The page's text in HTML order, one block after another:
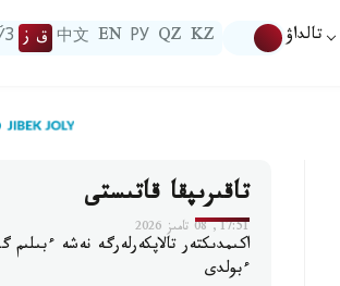
تالداۋ KZ
QZ
РУ
EN
中文 ق ز
تاقىرىپقا قاتىستى
17:51, 08 تامىز 2026
اكىمدىكتەر تالاپكەرلەرگە نەشە ءبىلىم
ءبولدى